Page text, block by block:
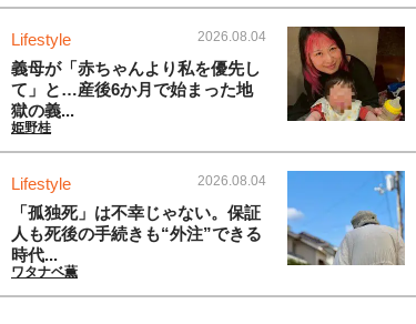
Lifestyle 2026.08.04
義母が「赤ちゃんより私を優先し
て」と…産後6か月で始まった地
獄の義...
姫野桂
Lifestyle 2026.08.04
「孤独死」は不幸じゃない。保証
人も死後の手続きも“外注”できる
時代...
ワタナベ薫